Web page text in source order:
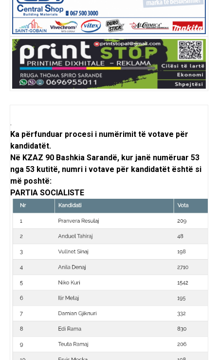
.
Ka përfunduar procesi i numërimit të votave për
kandidatët.
Në KZAZ 90 Bashkia Sarandë, kur janë numëruar 53
nga 53 kutitë, numri i votave për kandidatët është si
më poshtë:
PARTIA SOCIALISTE